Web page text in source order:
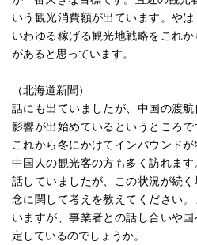
いう観光消費額が出ています。やは
いわゆる稼げる観光地戦略をこれ
があると思っています。
（北海道新聞）
話にも出ていましたが、中国の渡
影響が出始めているというところで
これから冬にかけてインバウンド
中国人の観光客の方も多く訪れま
話していましたが、この状況が続
念に関して考えを教えてください
いますが、事業者との話し合いや
定しているのでしょうか。